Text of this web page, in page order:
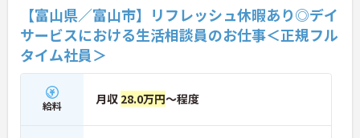
【富山県／富山市】リフレッシュ休暇あり◎デイ
サービスにおける生活相談員のお仕事＜正規フル
タイム社員＞
給料 月収 28.0万円～程度